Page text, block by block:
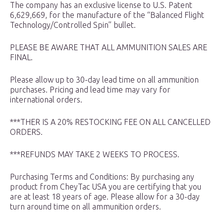
The company has an exclusive license to U.S. Patent
6,629,669, for the manufacture of the “Balanced Flight
Technology/Controlled Spin” bullet.
PLEASE BE AWARE THAT ALL AMMUNITION SALES ARE
FINAL.
Please allow up to 30-day lead time on all ammunition
purchases. Pricing and lead time may vary for
international orders.
***THER IS A 20% RESTOCKING FEE ON ALL CANCELLED
ORDERS.
***REFUNDS MAY TAKE 2 WEEKS TO PROCESS.
Purchasing Terms and Conditions: By purchasing any
product from CheyTac USA you are certifying that you
are at least 18 years of age. Please allow for a 30-day
turn around time on all ammunition orders.